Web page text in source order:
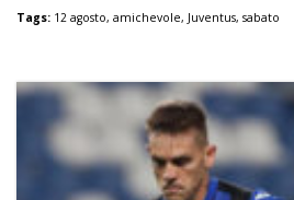
Tags: 12 agosto, amichevole, Juventus, sabato